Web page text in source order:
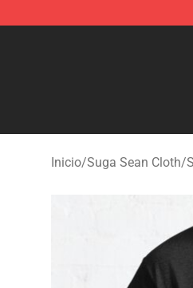
Suga Sean Shop -
Inicio/Suga Sean Cloth/